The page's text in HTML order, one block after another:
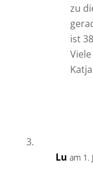
zu
ist
Katja
Lu am 1.